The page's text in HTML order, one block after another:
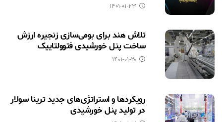
۱۴۰۱-۰۱-۲۳
تلاش هند برای بومی‌سازی زنجیره ارزش
ساخت پنل خورشیدی فتوولتاییک
۱۴۰۱-۰۱-۲۰
رویکردها و استراتژی‌های جدید ترینا سولار
در تولید پنل خورشیدی